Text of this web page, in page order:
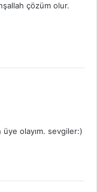
çözüm olur.
olayım. sevgiler:)